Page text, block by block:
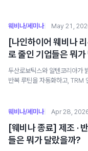
웨비나/세미나 May 21,
[나인하이어 웨비나
로 줄인 기업들은 뭐
두산로보틱스와 알텐코리아가
반복 루틴을 자동화하고, TRM
웨비나/세미나 Apr 28,
[웨비나 종료] 제조 ·
들은 뭐가 달랐을까?